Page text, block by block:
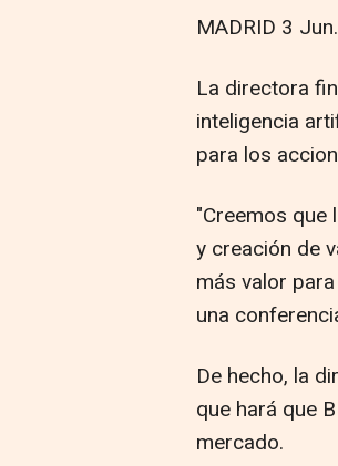
MADRID 3
La directora
inteligencia
para los
"Creemos que
y creación de
más valor
una
De hecho, la
que hará que
mercado.